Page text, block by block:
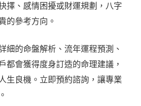
擇、感情困擾或財運規劃，八字
的參考方向。
細的命盤解析、流年運程預測、
都會獲得度身訂造的命理建議，
生良機。立即預約諮詢，讓專業